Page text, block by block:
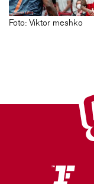
Foto: Viktor meshko